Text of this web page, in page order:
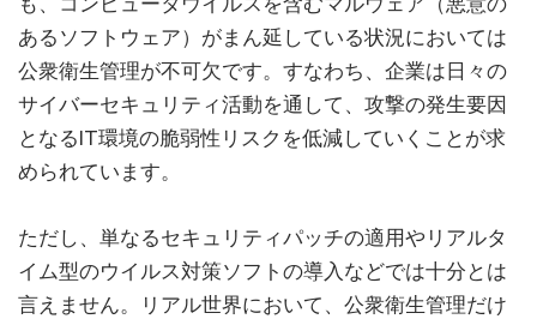
あるソフトウェア）がまん延している状況においては
公衆衛生管理が不可欠です。すなわち、企業は日々の
サイバーセキュリティ活動を通して、攻撃の発生要因
となるIT環境の脆弱性リスクを低減していくことが求
められています。
ただし、単なるセキュリティパッチの適用やリアルタ
イム型のウイルス対策ソフトの導入などでは十分とは
言えません。リアル世界において、公衆衛生管理だけ